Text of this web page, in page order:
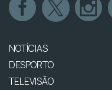
NOTÍCIAS
DESPORTO
TELEVISÃO